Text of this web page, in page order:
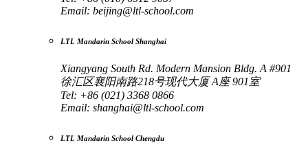
Email: beijing@ltl-school.com
LTL Mandarin School Shanghai
Xiangyang South Rd. Modern Mansion Bldg. A #901
徐汇区襄阳南路218号现代大厦 A座 901室
Tel: +86 (021) 3368 0866
Email: shanghai@ltl-school.com
LTL Mandarin School Chengdu